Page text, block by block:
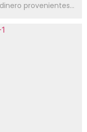
provenientes...